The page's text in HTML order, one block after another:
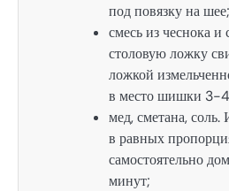
под повязку на шее;
смесь из чеснока
столовую ложку
ложкой
в место шишки 3-4
мед, сметана,
в равных
самостоятельно
минут;